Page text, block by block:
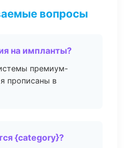
вопросы
на импланты?
премиум-
прописаны в
{category}?